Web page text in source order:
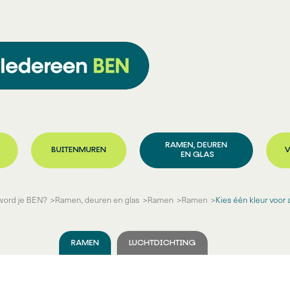
BUITENMUREN
RAMEN, DEUREN
EN GLAS
je BEN? Ramen, deuren en glas Ramen Ramen Kies één kleur voor
RAMEN LUCHTDICHTING